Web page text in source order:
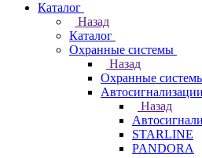
Каталог
Назад
Каталог
Охранные системы
Назад
Охранные
Автосигнализации
Назад
STARLINE
PANDORA